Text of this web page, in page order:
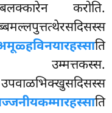
करोति.
ति
ति